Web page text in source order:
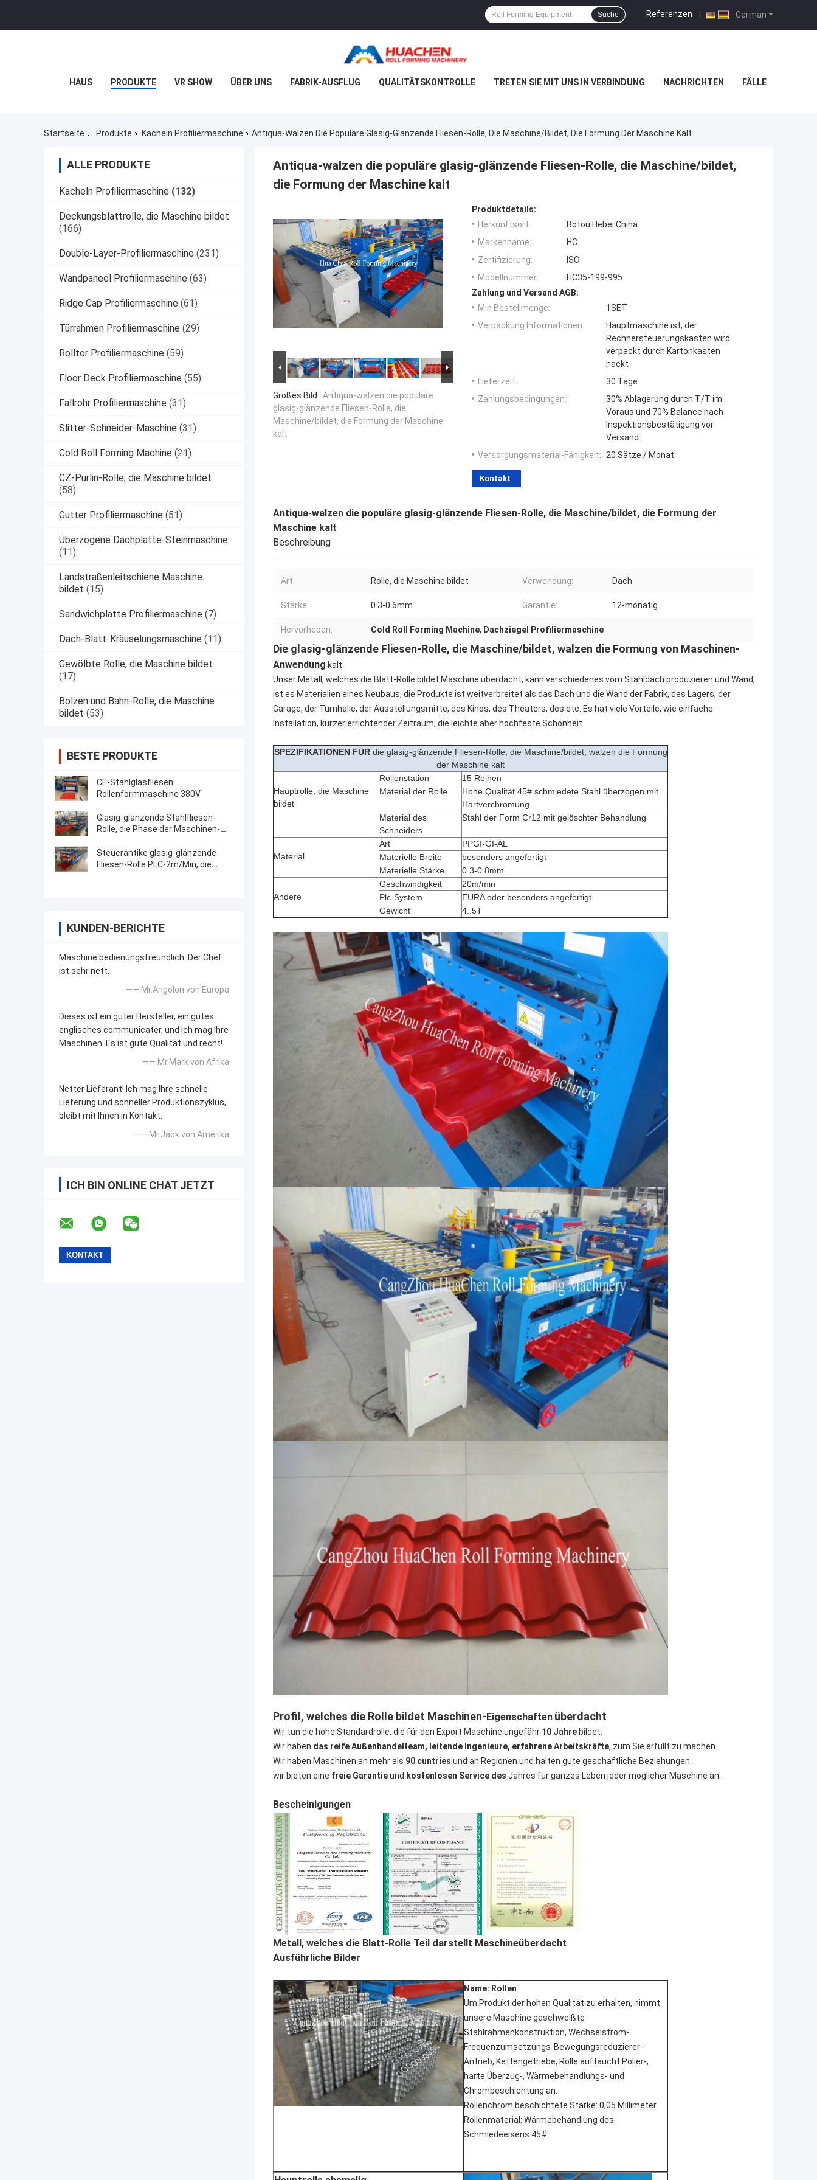
German
Referenzen |
Suche
HAUS PRODUKTE VR SHOW ÜBER UNS FABRIK-AUSFLUG QUALITÄTSKONTROLLE TRETEN SIE MIT UNS IN VERBINDUNG NACHRICHTEN FÄLLE
Startseite Produkte Kacheln Profiliermaschine Antiqua-Walzen Die Populäre Glasig-Glänzende Fliesen-Rolle, Die Maschine/bildet, Die Formung Der Maschine Kalt
ALLE PRODUKTE
Kacheln Profiliermaschine (132)
Deckungsblattrolle, die Maschine bildet
(166)
Double-Layer-Profiliermaschine (231)
Wandpaneel Profiliermaschine (63)
Ridge Cap Profiliermaschine (61)
Türrahmen Profiliermaschine (29)
Rolltor Profiliermaschine (59)
Floor Deck Profiliermaschine (55)
Fallrohr Profiliermaschine (31)
Slitter-Schneider-Maschine (31)
Cold Roll Forming Machine (21)
CZ-Purlin-Rolle, die Maschine bildet
(58)
Gutter Profiliermaschine (51)
Überzogene Dachplatte-Steinmaschine
(11)
Landstraßenleitschiene Maschine
bildet (15)
Sandwichplatte Profiliermaschine (7)
Dach-Blatt-Kräuselungsmaschine (11)
Gewölbte Rolle, die Maschine bildet
(17)
Bolzen und Bahn-Rolle, die Maschine
bildet (53)
BESTE PRODUKTE
CE-Stahlglasfliesen
Rollenformmaschine 380V
Glasig-glänzende Stahlfliesen-
Rolle, die Phase der Maschinen-
Steuerantike glasig-glänzende
Fliesen-Rolle PLC-2m/Min, die
KUNDEN-BERICHTE
Maschine bedienungsfreundlich. Der Chef
ist sehr nett.
—— Mr.Angolon von Europa
Dieses ist ein guter Hersteller, ein gutes
englisches communicater, und ich mag Ihre
Maschinen. Es ist gute Qualität und recht!
—— Mr.Mark von Afrika
Netter Lieferant! Ich mag Ihre schnelle
Lieferung und schneller Produktionszyklus,
bleibt mit Ihnen in Kontakt.
—— Mr.Jack von Amerika
ICH BIN ONLINE CHAT JETZT
Antiqua-walzen die populäre glasig-glänzende Fliesen-Rolle, die Maschine/bildet,
die Formung der Maschine kalt
Großes Bild : Antiqua-walzen die populäre
glasig-glänzende Fliesen-Rolle, die
Maschine/bildet, die Formung der Maschine
kalt
Produktdetails:
Herkunftsort:
Botou Hebei China
Markenname:
HC
Zertifizierung:
ISO
Modellnummer:
HC35-199-995
Zahlung und Versand AGB:
Min Bestellmenge:
1SET
Verpackung Informationen:
Hauptmaschine ist, der
Rechnersteuerungskasten wird
verpackt durch Kartonkasten
nackt
Lieferzeit:
30 Tage
Zahlungsbedingungen:
30% Ablagerung durch T/T im
Voraus und 70% Balance nach
Inspektionsbestätigung vor
Versand
Versorgungsmaterial-Fähigkeit: 20 Sätze / Monat
Kontakt
Antiqua-walzen die populäre glasig-glänzende Fliesen-Rolle, die Maschine/bildet, die Formung der
Maschine kalt
Beschreibung
Art: Rolle, die Maschine bildet Verwendung: Dach
Stärke: 0.3-0.6mm Garantie: 12-monatig
Hervorheben: Cold Roll Forming Machine, Dachziegel Profiliermaschine
Die glasig-glänzende Fliesen-Rolle, die Maschine/bildet, walzen die Formung von Maschinen-
Anwendung kalt
Unser Metall, welches die Blatt-Rolle bildet Maschine überdacht, kann verschiedenes vom Stahldach produzieren und Wand,
ist es Materialien eines Neubaus, die Produkte ist weitverbreitet als das Dach und die Wand der Fabrik, des Lagers, der
Garage, der Turnhalle, der Ausstellungsmitte, des Kinos, des Theaters, des etc. Es hat viele Vorteile, wie einfache
Installation, kurzer errichtender Zeitraum, die leichte aber hochfeste Schönheit.
SPEZIFIKATIONEN FÜRdie glasig-glänzende Fliesen-Rolle, die Maschine/bildet, walzen die Formung
der Maschine kalt
Hauptrolle, die Maschine
bildet
Rollenstation
15 Reihen
Material der Rolle
Hohe Qualität 45# schmiedete Stahl überzogen mit
Hartverchromung
Material des
Schneiders
Stahl der Form Cr12 mit gelöschter Behandlung
Material
Art
PPGI-GI-AL
Materielle Breite
besonders angefertigt
Materielle Stärke
0.3-0.8mm
Andere
Geschwindigkeit
20m/min
Plc-System
EURA oder besonders angefertigt
Gewicht
4..5T
Profil, welches die Rolle bildet Maschinen- Eigenschaften überdacht
Wir tun die hohe Standardrolle, die für den Export Maschine ungefähr 10 Jahre bildet.
Wir haben das reife Außenhandelteam, leitende Ingenieure, erfahrene Arbeitskräfte, zum Sie erfüllt zu machen.
Wir haben Maschinen an mehr als 90 cuntries und an Regionen und halten gute geschäftliche Beziehungen.
wir bieten eine freie Garantieund kostenlosen Service des Jahres für ganzes Leben jeder möglicher Maschine an.
Bescheinigungen
Metall, welches die Blatt-Rolle Teil darstellt Maschineüberdacht
Ausführliche Bilder
Name: Rollen
Um Produkt der hohen Qualität zu erhalten, nimmt
unsere Maschine geschweißte
Stahlrahmenkonstruktion, Wechselstrom-
Frequenzumsetzungs-Bewegungsreduzierer-
Antrieb, Kettengetriebe, Rolle auftaucht Polier-,
harte Überzug-, Wärmebehandlungs- und
Chrombeschichtung an.
Rollenchrom beschichtete Stärke: 0,05 Millimeter
Rollenmaterial: Wärmebehandlung des
Schmiedeeisens 45#